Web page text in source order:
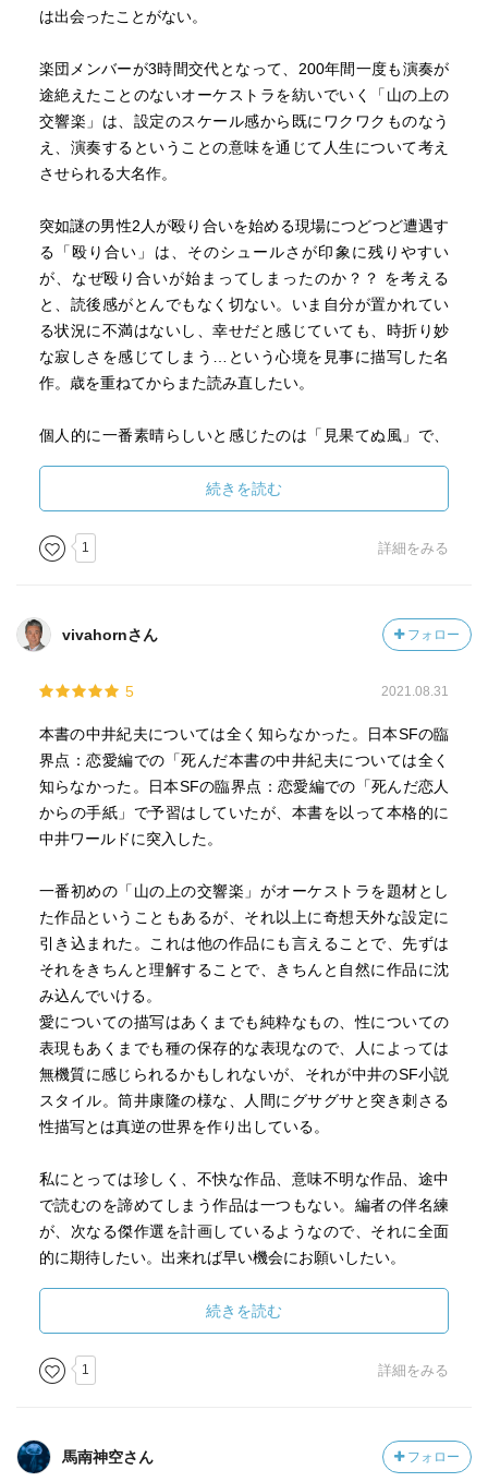
は出会ったことがない。
楽団メンバーが3時間交代となって、200年間一度も演奏が
途絶えたことのないオーケストラを紡いでいく「山の上の
交響楽」は、設定のスケール感から既にワクワクものなう
え、演奏するということの意味を通じて人生について考え
させられる大名作。
突如謎の男性2人が殴り合いを始める現場につどつど遭遇す
る「殴り合い」は、そのシュールさが印象に残りやすい
が、なぜ殴り合いが始まってしまったのか？？ を考える
と、読後感がとんでもなく切ない。いま自分が置かれてい
る状況に不満はないし、幸せだと感じていても、時折り妙
な寂しさを感じてしまう…という心境を見事に描写した名
作。歳を重ねてからまた読み直したい。
個人的に一番素晴らしいと感じたのは「見果てぬ風」で、
た。着想や大まかなストーリーは童話的ですらあるのに、
哲学や純文学要素をこれでもかと詰め込んだ大名作。こん
なに考えられるストーリーを、たった80ページに落とし込
んだ手腕も凄い。ひとことで言うと、まさに「人生」のよ
タイトルからして高い文学性を感じさせる「花のなかであ
が一体化してる文明と、異文化民のフィルターを通して描
かれる藍の物語が、切なくも考えさせられる。
これらの短編〜中編的な長さの作品の間に、ショートショ
ート感の強いホラー的作品が散りばめられているのも、作
者・中井紀夫氏の引き出しの広さを感じさせる。
の作品を、現代で読むことが難しいのかがしっかり書かれ
ており、歴史書としても価値の高い一冊。
続きを読む
1 詳細をみる
vivahornさん フォロー
5 2021.08.31
本書の中井紀夫については全く知らなかった。日本SFの臨
界点：恋愛編での「死んだ本書の中井紀夫については全く
知らなかった。日本SFの臨界点：恋愛編での「死んだ恋人
からの手紙」で予習はしていたが、本書を以って本格的に
中井ワールドに突入した。
一番初めの「山の上の交響楽」がオーケストラを題材とし
た作品ということもあるが、それ以上に奇想天外な設定に
引き込まれた。これは他の作品にも言えることで、先ずは
それをきちんと理解することで、きちんと自然に作品に沈
み込んでいける。
愛についての描写はあくまでも純粋なもの、性についての
表現もあくまでも種の保存的な表現なので、人によっては
無機質に感じられるかもしれないが、それが中井のSF小説
スタイル。筒井康隆の様な、人間にグサグサと突き刺さる
性描写とは真逆の世界を作り出している。
私にとっては珍しく、不快な作品、意味不明な作品、途中
で読むのを諦めてしまう作品は一つもない。編者の伴名練
が、次なる傑作選を計画しているようなので、それに全面
的に期待したい。出来れば早い機会にお願いしたい。
6月に光文社から新作2作品が出たという情報が入り、早速
明日届く予定。楽しみです。
本のカバーデザインにホルンを持つ女の子が描かれてい
続きを読む
1 詳細をみる
馬南神空さん フォロー